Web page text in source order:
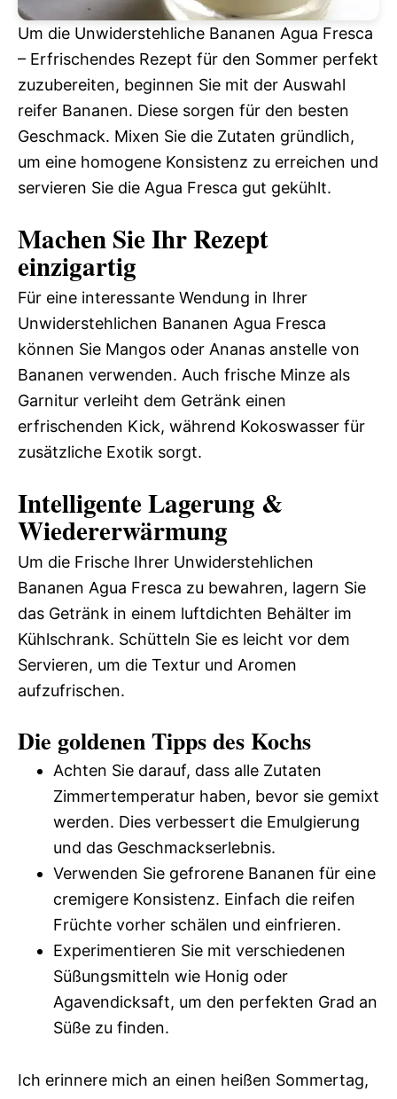
Um die Unwiderstehliche Bananen Agua Fresca
– Erfrischendes Rezept für den Sommer perfekt
zuzubereiten, beginnen Sie mit der Auswahl
reifer Bananen. Diese sorgen für den besten
Geschmack. Mixen Sie die Zutaten gründlich,
um eine homogene Konsistenz zu erreichen und
servieren Sie die Agua Fresca gut gekühlt.
Machen Sie Ihr Rezept
einzigartig
Für eine interessante Wendung in Ihrer
Unwiderstehlichen Bananen Agua Fresca
können Sie Mangos oder Ananas anstelle von
Bananen verwenden. Auch frische Minze als
Garnitur verleiht dem Getränk einen
erfrischenden Kick, während Kokoswasser für
zusätzliche Exotik sorgt.
Intelligente Lagerung &
Wiedererwärmung
Um die Frische Ihrer Unwiderstehlichen
Bananen Agua Fresca zu bewahren, lagern Sie
das Getränk in einem luftdichten Behälter im
Kühlschrank. Schütteln Sie es leicht vor dem
Servieren, um die Textur und Aromen
aufzufrischen.
Die goldenen Tipps des Kochs
Achten Sie darauf, dass alle Zutaten
Zimmertemperatur haben, bevor sie gemixt
werden. Dies verbessert die Emulgierung
und das Geschmackserlebnis.
Verwenden Sie gefrorene Bananen für eine
cremigere Konsistenz. Einfach die reifen
Früchte vorher schälen und einfrieren.
Experimentieren Sie mit verschiedenen
Süßungsmitteln wie Honig oder
Agavendicksaft, um den perfekten Grad an
Süße zu finden.
Ich erinnere mich an einen heißen Sommertag,